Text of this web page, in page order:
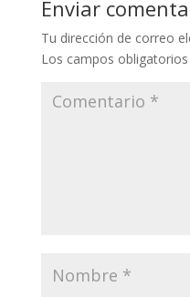
n
k
o
k
Enviar
Tu dirección de correo
Los campos